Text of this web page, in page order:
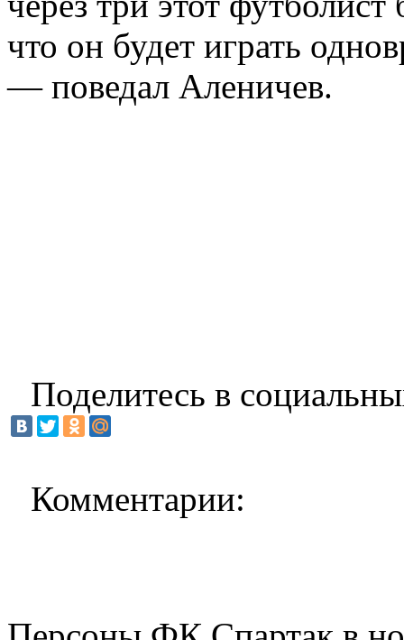
что он будет играть
— поведал Аленичев.
Поделитесь в
Комментарии: